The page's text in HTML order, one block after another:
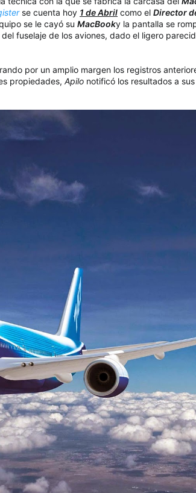
se cuenta hoy 1 de Abril como el Director
se le cayó su MacBooky la pantalla se
fuselaje de los aviones, dado el ligero
por un amplio margen los registros
propiedades, Apilo notificó los resultados a